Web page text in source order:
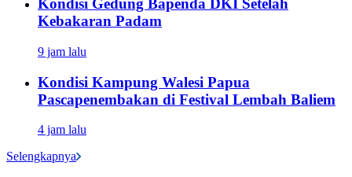
Kondisi Gedung Bapenda DKI Setelah
Kebakaran Padam
9 jam lalu
Kondisi Kampung Walesi Papua
Pascapenembakan di Festival Lembah Baliem
4 jam lalu
Selengkapnya